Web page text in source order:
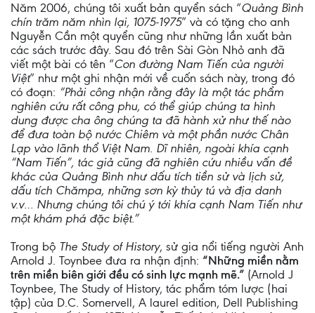
Năm 2006, chúng tôi xuất bản quyển sách “Quảng Bình
chín trăm năm nhìn lại, 1075-1975” và có tặng cho anh
Nguyễn Cần một quyển cũng như những lần xuất bản
các sách trước đây. Sau đó trên Sài Gòn Nhỏ anh đã
viết một bài có tên “Con đường Nam Tiến của người
Việt” như một ghi nhận mới về cuốn sách này, trong đó
có đoạn: “Phải công nhận rằng đây là một tác phẩm
nghiên cứu rất công phu, có thể giúp chúng ta hình
dung được cha ông chúng ta đã hành xử như thế nào
để đưa toàn bộ nước Chiêm và một phần nước Chân
Lạp vào lãnh thổ Việt Nam. Dĩ nhiên, ngoài khía cạnh
“Nam Tiến”, tác giả cũng đã nghiên cứu nhiều vấn đề
khác của Quảng Bình như dấu tích tiền sử và lịch sử,
dấu tích Chămpa, những sơn kỳ thủy tú và địa danh
v.v… Nhưng chúng tôi chú ý tới khía cạnh Nam Tiến như
một khám phá đặc biệt.”
Trong bộ The Study of History, sử gia nổi tiếng người Anh
Arnold J. Toynbee đưa ra nhận định: “Những miền nằm
trên miền biên giới đều có sinh lực mạnh mẽ.” (Arnold J
Toynbee, The Study of History, tác phẩm tóm lược (hai
tập) của D.C. Somervell, A laurel edition, Dell Publishing